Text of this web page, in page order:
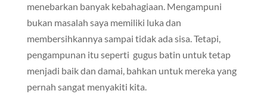
menebarkan banyak kebahagiaan. Mengampuni
bukan masalah saya memiliki luka dan
membersihkannya sampai tidak ada sisa. Tetapi,
pengampunan itu seperti gugus batin untuk tetap
menjadi baik dan damai, bahkan untuk mereka yang
pernah sangat menyakiti kita.